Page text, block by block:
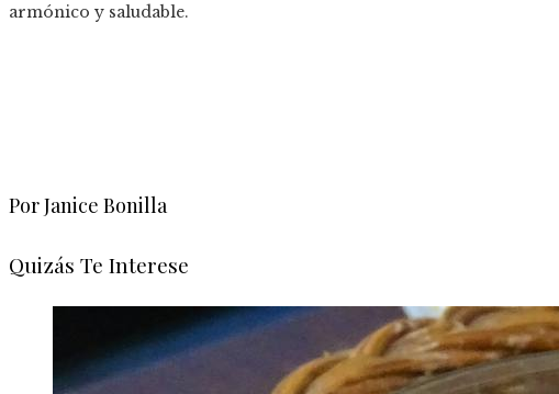
armónico y saludable.
Por Janice Bonilla
Quizás Te Interese